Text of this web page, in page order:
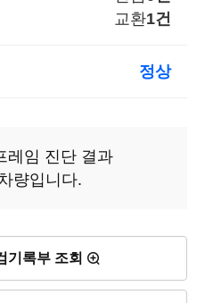
교환1건
정상
레임 진단 결과
량입니다.
기록부 조회